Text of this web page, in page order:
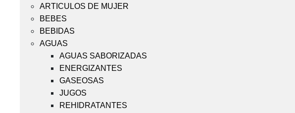
ARTICULOS DE MUJER
BEBES
BEBIDAS
AGUAS
AGUAS SABORIZADAS
ENERGIZANTES
GASEOSAS
JUGOS
REHIDRATANTES